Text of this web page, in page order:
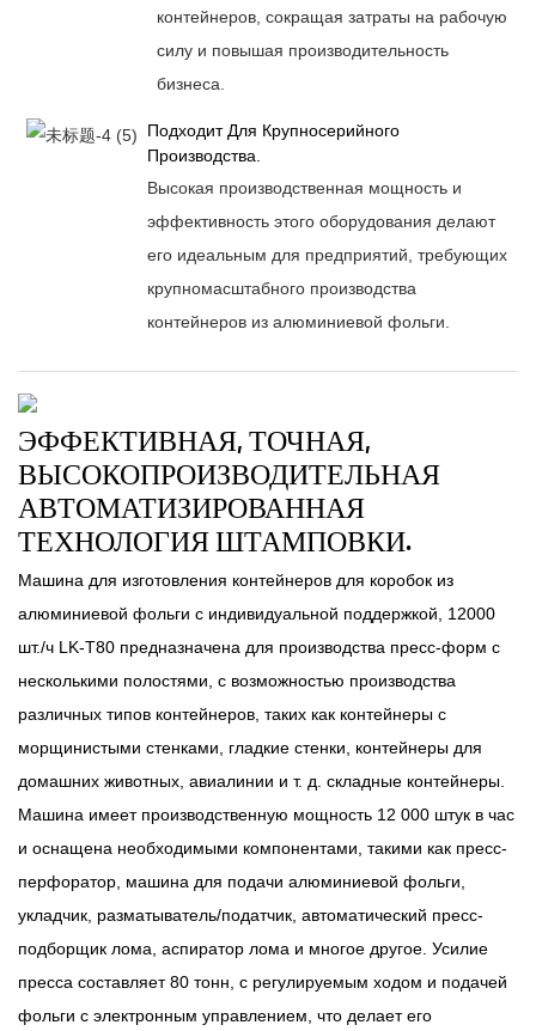
контейнеров, сокращая затраты на рабочую
силу и повышая производительность
бизнеса.
Подходит Для Крупносерийного
Производства.
Высокая производственная мощность и
эффективность этого оборудования делают
его идеальным для предприятий, требующих
крупномасштабного производства
контейнеров из алюминиевой фольги.
ЭФФЕКТИВНАЯ, ТОЧНАЯ,
ВЫСОКОПРОИЗВОДИТЕЛЬНАЯ
АВТОМАТИЗИРОВАННАЯ
ТЕХНОЛОГИЯ ШТАМПОВКИ.
Машина для изготовления контейнеров для коробок из
алюминиевой фольги с индивидуальной поддержкой, 12000
шт./ч LK-T80 предназначена для производства пресс-форм с
несколькими полостями, с возможностью производства
различных типов контейнеров, таких как контейнеры с
морщинистыми стенками, гладкие стенки, контейнеры для
домашних животных, авиалинии и т. д. складные контейнеры.
Машина имеет производственную мощность 12 000 штук в час
и оснащена необходимыми компонентами, такими как пресс-
перфоратор, машина для подачи алюминиевой фольги,
укладчик, разматыватель/податчик, автоматический пресс-
подборщик лома, аспиратор лома и многое другое. Усилие
пресса составляет 80 тонн, с регулируемым ходом и подачей
фольги с электронным управлением, что делает его